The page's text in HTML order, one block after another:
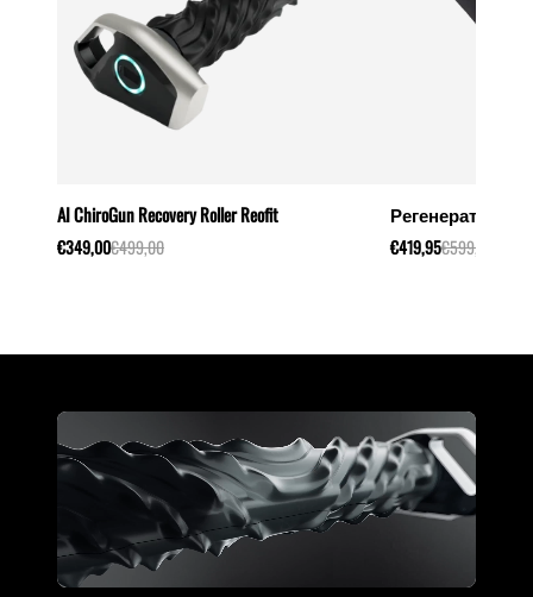
AI ChiroGun Recovery Roller Reofit
€349,00€499,00
Регенеративни
€419,95€599,00